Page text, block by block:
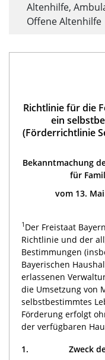
Altenhilfe,
Offene Altenhilfe
Richtlinie für die
ein
(Förderrichtlinie
Bekanntmachung
für
vom 13.
1 Der Freistaat
Richtlinie und der
Bestimmungen
Bayerischen
erlassenen
die Umsetzung von
selbstbestimmtes
Förderung erfolgt
der verfügbaren
1.
Zweck